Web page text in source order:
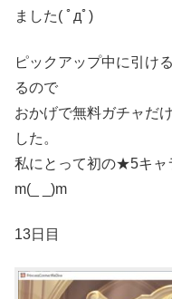
ました( ﾟдﾟ)
ピックアップ中に引け
るので
おかげで無料ガチャだ
した。
私にとって初の★5キャ
m(_ _)m
13日目